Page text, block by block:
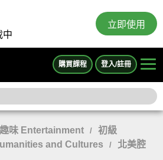
中
立即使用
購買課程 登入/註冊
趣味 Entertainment /
初級
and Cultures / 北美腔